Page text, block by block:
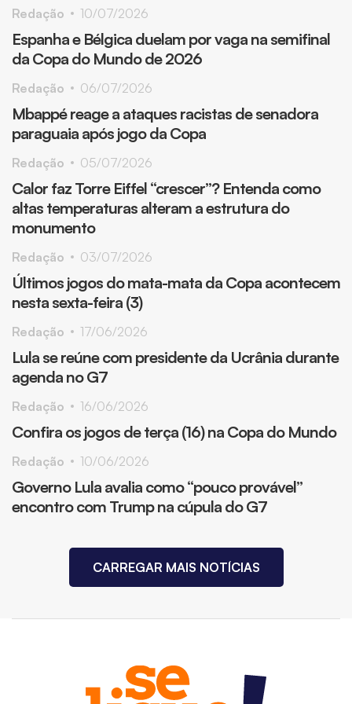
Espanha e Bélgica duelam por vaga na semifinal
da Copa do Mundo de 2026
Redação 10/07/2026
Mbappé reage a ataques racistas de senadora
paraguaia após jogo da Copa
Redação 06/07/2026
Calor faz Torre Eiffel “crescer”? Entenda como
altas temperaturas alteram a estrutura do
monumento
Redação 05/07/2026
Últimos jogos do mata-mata da Copa acontecem
nesta sexta-feira (3)
Redação 03/07/2026
Lula se reúne com presidente da Ucrânia durante
agenda no G7
Redação 17/06/2026
Confira os jogos de terça (16) na Copa do Mundo
Redação 16/06/2026
Governo Lula avalia como “pouco provável”
encontro com Trump na cúpula do G7
Redação 10/06/2026
CARREGAR MAIS NOTÍCIAS